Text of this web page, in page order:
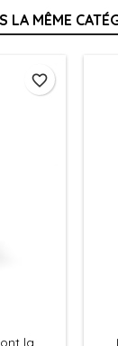
LA MÊME
la
favorite_border